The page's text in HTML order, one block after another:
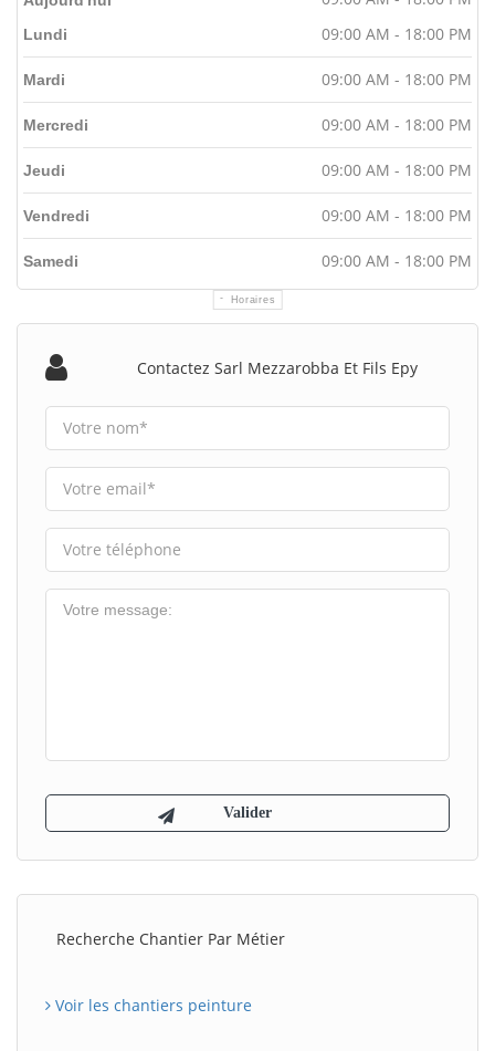
Horaires
Lundi 09:00 AM - 18:00 PM
Mardi 09:00 AM - 18:00 PM
Mercredi 09:00 AM - 18:00 PM
Jeudi 09:00 AM - 18:00 PM
Vendredi 09:00 AM - 18:00 PM
Samedi 09:00 AM - 18:00 PM
Contactez Sarl Mezzarobba Et Fils Epy
Recherche Chantier Par Métier
Voir les chantiers peinture